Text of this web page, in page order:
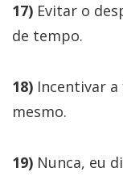
17) Evitar o
de tempo.
18) Incentivar
mesmo.
19) Nunca, eu